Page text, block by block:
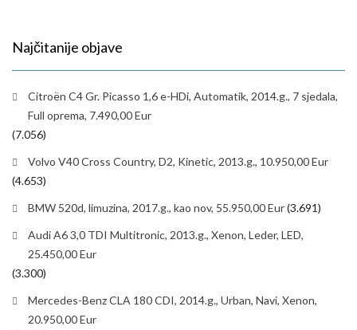
Najčitanije objave
Citroën C4 Gr. Picasso 1,6 e-HDi, Automatik, 2014.g., 7 sjedala,
Full oprema, 7.490,00 Eur
(7.056)
Volvo V40 Cross Country, D2, Kinetic, 2013.g., 10.950,00 Eur
(4.653)
BMW 520d, limuzina, 2017.g., kao nov, 55.950,00 Eur(3.691)
Audi A6 3,0 TDI Multitronic, 2013.g., Xenon, Leder, LED,
25.450,00 Eur
(3.300)
Mercedes-Benz CLA 180 CDI, 2014.g., Urban, Navi, Xenon,
20.950,00 Eur